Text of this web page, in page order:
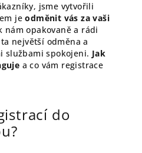
jsme vytvořili
jeodměnit vás za vaši
nám opakovaně a rádi
největší odměna a
službami spokojeni. Jak
a co vám registrace
do